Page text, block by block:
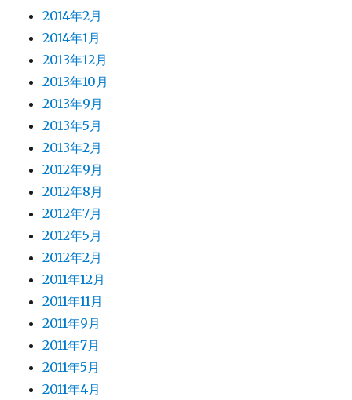
2014年2月
2014年1月
2013年12月
2013年10月
2013年9月
2013年5月
2013年2月
2012年9月
2012年8月
2012年7月
2012年5月
2012年2月
2011年12月
2011年11月
2011年9月
2011年7月
2011年5月
2011年4月